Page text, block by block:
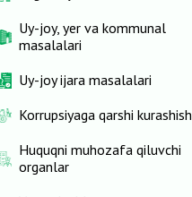
Uy-joy, yer va kommunal
masalalari
Uy-joy ijara masalalari
Korrupsiyaga qarshi kurashish
Huquqni muhozafa qiluvchi
organlar